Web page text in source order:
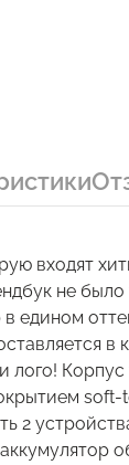
входят
не
едином
лого!
2